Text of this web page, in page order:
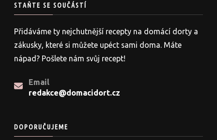
STAŇTE SE SOUČÁSTÍ
Přidáváme ty nejchutnější recepty na domácí dorty a
zákusky, které si můžete upéct sami doma. Máte
nápad? Pošlete nám svůj recept!
Email
redakce@domacidort.cz
DOPORUČUJEME